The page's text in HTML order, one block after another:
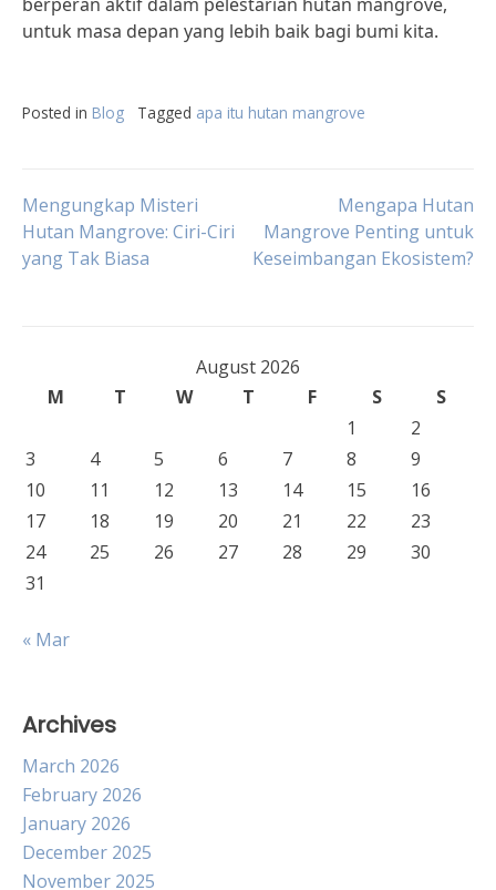
untuk masa depan yang lebih baik bagi bumi kita.
Posted in Blog Tagged apa itu hutan mangrove
Post
navigation
Mengungkap Misteri
Hutan Mangrove: Ciri-Ciri
yang Tak Biasa
Mengapa Hutan
Mangrove Penting untuk
Keseimbangan Ekosistem?
August 2026
M
T W T F S
S
1
2
3
4 5 6 7 8
9
10
11 12 13 14 15
16
17
18 19 20 21 22
23
24
25 26 27 28 29
30
31
« Mar
Archives
March 2026
February 2026
January 2026
December 2025
November 2025